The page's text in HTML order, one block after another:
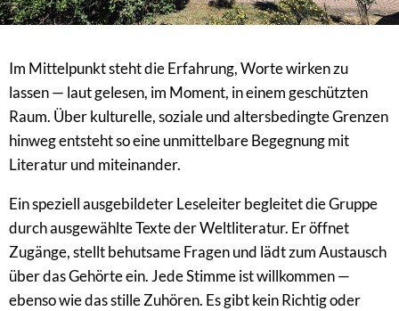
Im Mittelpunkt steht die Erfahrung, Worte wirken zu
lassen — laut gelesen, im Moment, in einem geschützten
Raum. Über kulturelle, soziale und altersbedingte Grenzen
hinweg entsteht so eine unmittelbare Begegnung mit
Literatur und miteinander.
Ein speziell ausgebildeter Leseleiter begleitet die Gruppe
durch ausgewählte Texte der Weltliteratur. Er öffnet
Zugänge, stellt behutsame Fragen und lädt zum Austausch
über das Gehörte ein. Jede Stimme ist willkommen —
ebenso wie das stille Zuhören. Es gibt kein Richtig oder